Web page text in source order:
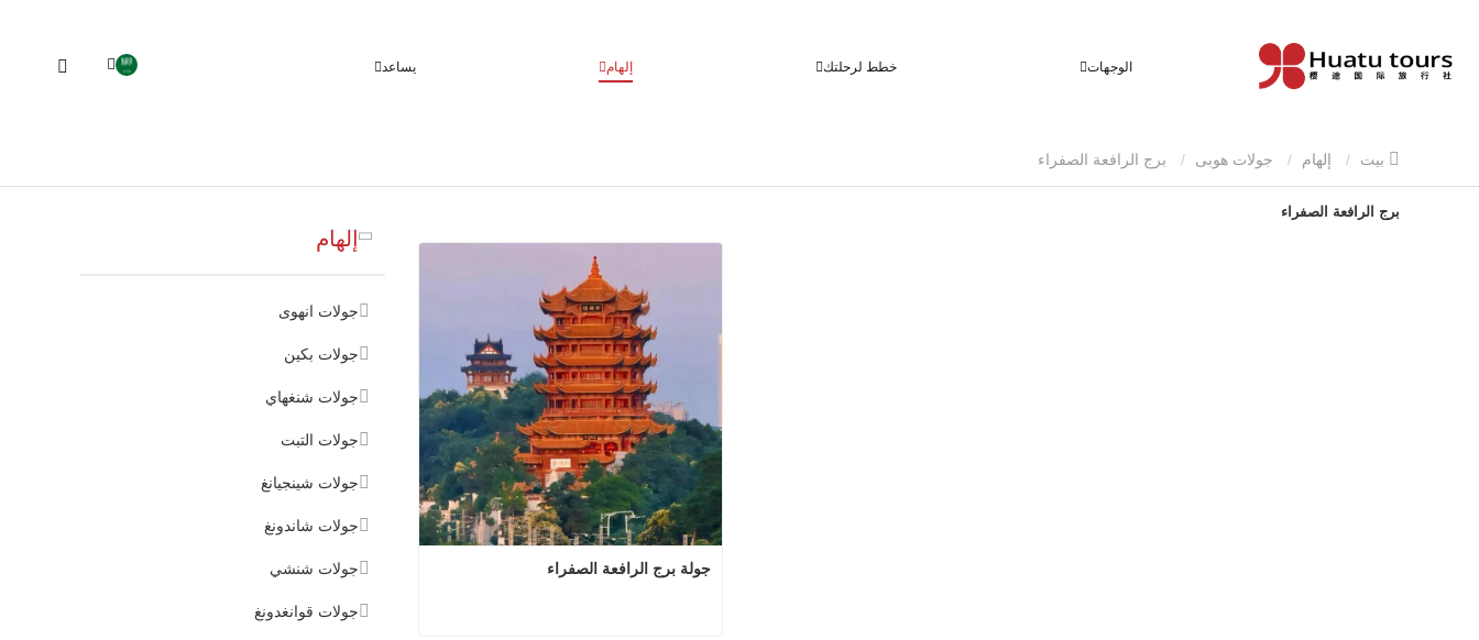
الوجهات خطط لرحلتك إلهام يساعد
إلهام جولات هوبى
إلهام
جولات انهوى
جولات بكين
جولات شنغهاي
جولات التبت
جولات شينجيانغ
جولات شاندونغ
جولات شنشي
جولات قوانغدونغ
برج الرافعة الصفراء
جولة برج الرافعة الصفراء